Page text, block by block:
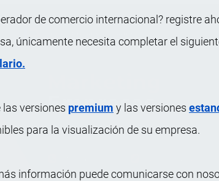
de comercio internacional? registre
únicamente necesita completar el
las versiones premium y las versiones
para la visualización de su empresa.
información puede comunicarse con